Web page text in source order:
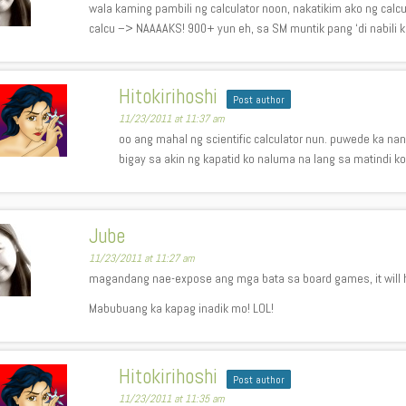
wala kaming pambili ng calculator noon, nakatikim ako ng
calcu –> NAAAAKS! 900+ yun eh, sa SM muntik pang ‘di
Hitokirihoshi Post author
11/23/2011 at 11:37 am
oo ang mahal ng scientific calculator nun. puwede ka
bigay sa akin ng kapatid ko naluma na lang sa matindi
Jube
11/23/2011 at 11:27 am
magandang nae-expose ang mga bata sa board games, it
Mabubuang ka kapag inadik mo! LOL!
Hitokirihoshi Post author
11/23/2011 at 11:35 am